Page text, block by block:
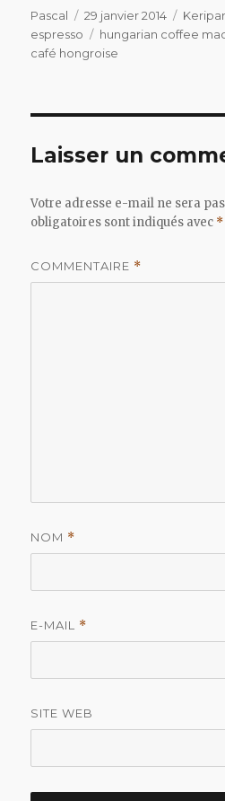
Auteur
Pascal
Publié
le
29 janvier 2014 Keripar
espresso
Étiquettes
hungarian coffee
café hongroise
Laisser un
Votre adresse e-mail ne sera
obligatoires sont indiqués avec *
COMMENTAIRE *
NOM *
E-MAIL *
SITE WEB